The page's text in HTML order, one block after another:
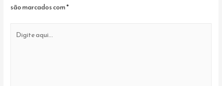
são marcados com*
aqui...